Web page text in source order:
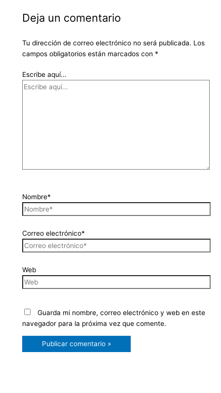
Deja un comentario
Tu dirección de correo electrónico no será publicada. Los
campos obligatorios están marcados con *
Escribe aquí...
Nombre*
Correo electrónico*
Web
Guarda mi nombre, correo electrónico y web en este
navegador para la próxima vez que comente.